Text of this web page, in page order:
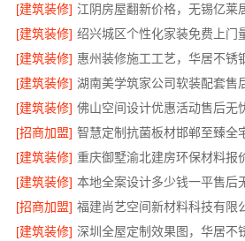
[建筑装修] 江阴房屋翻新价格，无锡亿莱
[建筑装修]
[建筑装修] 惠州装修施工工艺，华居不锈
[建筑装修] 湖南美学筑家公司软装配套售
[建筑装修] 佛山空间设计优惠活动售后无
[招商加盟] 智慧定制抗菌板材邯郸至臻全
[建筑装修] 重庆御墅渝北建房环保材料报
[建筑装修]
[招商加盟]
[建筑装修] 深圳全屋定制效果图，华居不